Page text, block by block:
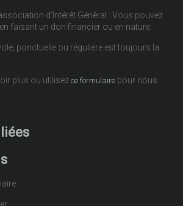
d’Intérêt Général : Vous pouvez
faisant un don financier ou en nature.
ponctuelle ou régulière est toujours la
plus ou utilisezce formulaire pour nous